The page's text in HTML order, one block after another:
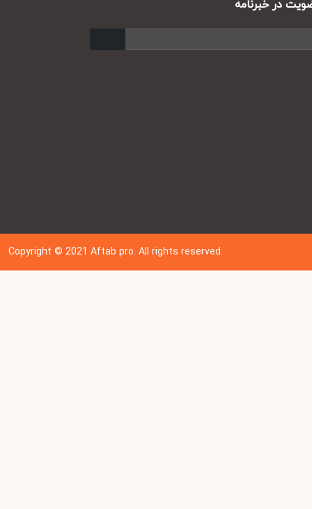
در خبرنامه
Copyright © 202 1Aftab pro. All rights reserved.